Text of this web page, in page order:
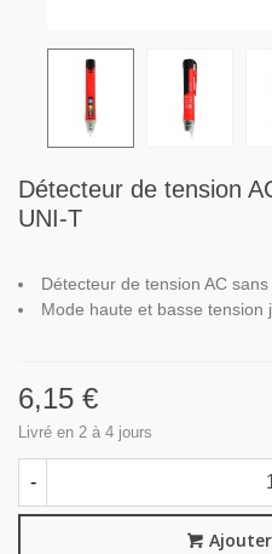
Détecteur de tension
UNI-T
Détecteur de tension AC
Mode haute et basse tension
6,15 €
Livré en 2 à 4 jours
-